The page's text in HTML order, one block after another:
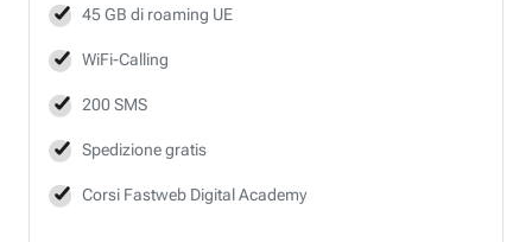
45 GB di roaming UE
WiFi-Calling
200 SMS
Spedizione gratis
Corsi Fastweb Digital Academy